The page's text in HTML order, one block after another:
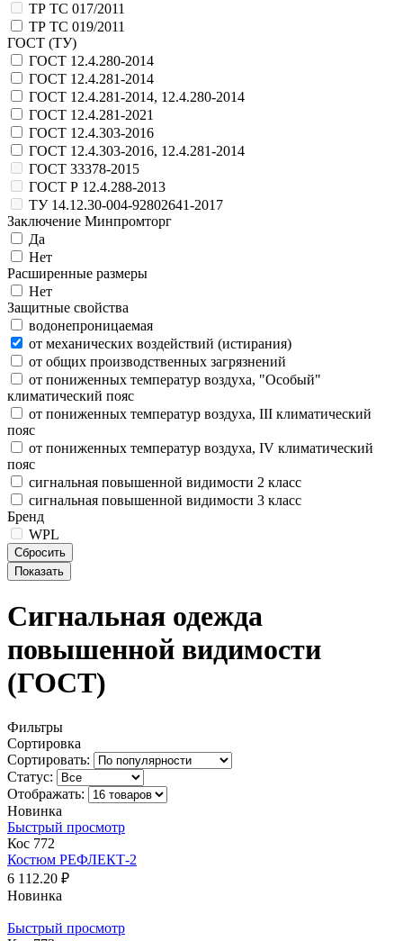
ТР ТС 017/2011
ТР ТС 019/2011
ГОСТ (ТУ)
ГОСТ 12.4.280-2014
ГОСТ 12.4.281-2014
ГОСТ 12.4.281-2014, 12.4.280-2014
ГОСТ 12.4.281-2021
ГОСТ 12.4.303-2016
ГОСТ 12.4.303-2016, 12.4.281-2014
ГОСТ 33378-2015
ГОСТ Р 12.4.288-2013
ТУ 14.12.30-004-92802641-2017
Заключение Минпромторг
Да
Нет
Расширенные размеры
Нет
Защитные свойства
водонепроницаемая
от механических воздействий (истирания)
от общих производственных загрязнений
от пониженных температур воздуха, "Особый"
климатический пояс
от пониженных температур воздуха, III климатический
пояс
от пониженных температур воздуха, IV климатический
пояс
сигнальная повышенной видимости 2 класс
сигнальная повышенной видимости 3 класс
Бренд
WPL
Сигнальная одежда
повышенной видимости
(ГОСТ)
Фильтры
Сортировка
Сортировать:
Статус:
Отображать:
Новинка
Быстрый просмотр
Кос 772
Костюм РЕФЛЕКТ-2
6 112.20 ₽
Новинка
Быстрый просмотр